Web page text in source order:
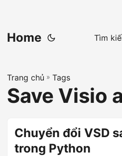
Home Tìm
Trang chủ » Tags
Save Visio
Chuyển đổi VSD
trong Python